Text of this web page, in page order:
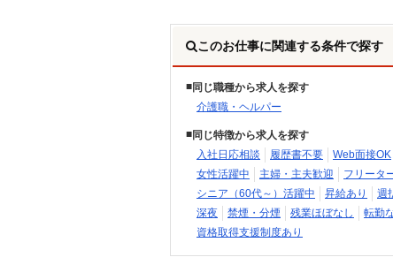
このお仕事に関連する条件で探す
同じ職種から求人を探す
介護職・ヘルパー
同じ特徴から求人を探す
入社日応相談
履歴書不要 Web面接OK
女性活躍中
主婦・主夫歓迎 フリータ
シニア（60代～）活躍中
昇給あり 週
深夜
禁煙・分煙 残業ほぼなし 転勤
資格取得支援制度あり